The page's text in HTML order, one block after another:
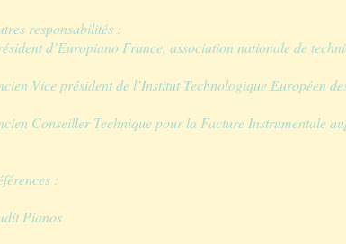
responsabilités :
d’Europiano France, association nationale de
Vice président de l’Institut Technologique Européen
Conseiller Technique pour la Facture Instrumentale
s :
Pianos